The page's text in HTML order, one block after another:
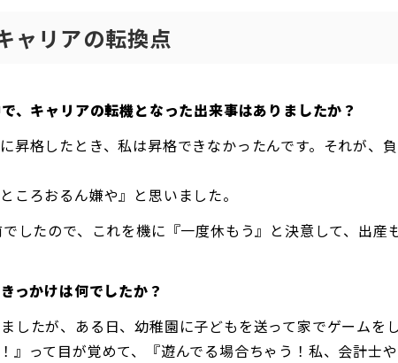
ャリアの転換点
、キャリアの転機となった出来事はありましたか？
昇格したとき、私は昇格できなかったんです。それが、
ころおるん嫌や』と思いました。
したので、これを機に『一度休もう』と決意して、 出産
っかけは何でしたか？
したが、ある日、幼稚園に子どもを送って家でゲームをし
』って目が覚めて、『遊んでる場合ちゃう！私、会計士